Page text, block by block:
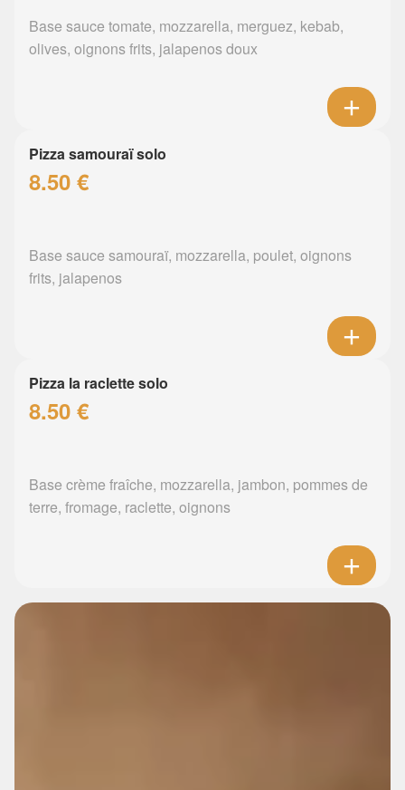
Base sauce tomate, mozzarella, merguez, kebab,
olives, oignons frits, jalapenos doux
Pizza samouraï solo
8.50 €
Base sauce samouraï, mozzarella, poulet, oignons
frits, jalapenos
Pizza la raclette solo
8.50 €
Base crème fraîche, mozzarella, jambon, pommes de
terre, fromage, raclette, oignons